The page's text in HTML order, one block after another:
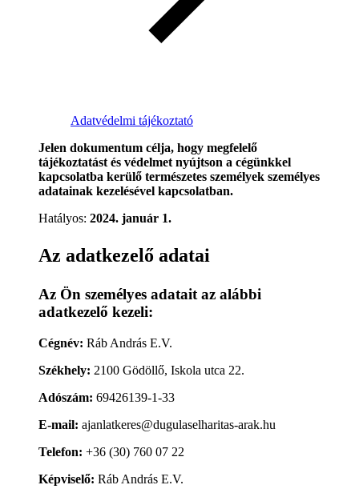
Adatvédelmi tájékoztató
Jelen dokumentum célja, hogy megfelelő
tájékoztatást és védelmet nyújtson a cégünkkel
kapcsolatba kerülő természetes személyek személyes
adatainak kezelésével kapcsolatban.
Hatályos: 2024. január 1.
Az adatkezelő adatai
Az Ön személyes adatait az alábbi
adatkezelő kezeli:
Cégnév: Ráb András E.V.
Székhely: 2100 Gödöllő, Iskola utca 22.
Adószám: 69426139-1-33
E-mail: ajanlatkeres@dugulaselharitas-arak.hu
Telefon: +36 (30) 760 07 22
Képviselő: Ráb András E.V.